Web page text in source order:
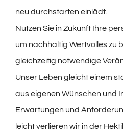
neu durchstarten einlädt.
Nutzen Sie in Zukunft Ihre
um nachhaltig Wertvolles zu
gleichzeitig notwendige
Unser Leben gleicht einem
aus eigenen Wünschen und
Erwartungen und
leicht verlieren wir in der